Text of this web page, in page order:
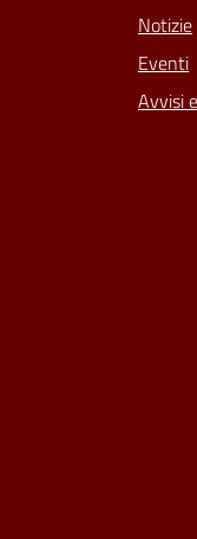
Notizie
Eventi
Avvisi